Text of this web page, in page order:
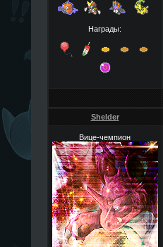
Награды:
Shelder
Вице-чемпион